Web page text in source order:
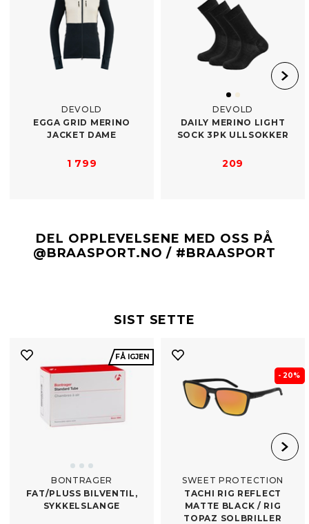
DEVOLD
EGGA GRID MERINO
JACKET DAME
1 799
DEVOLD
DAILY MERINO LIGHT
SOCK 3PK ULLSOKKER
209
DEL OPPLEVELSENE MED OSS PÅ
@BRAASPORT.NO / #BRAASPORT
SIST SETTE
FÅ IGJEN
BONTRAGER
FAT/​PLUSS BILVENTIL,
SYKKELSLANGE
- 20%
SWEET PROTECTION
TACHI RIG REFLECT
MATTE BLACK /​ RIG
TOPAZ SOLBRILLER